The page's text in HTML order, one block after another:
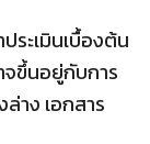
ระเมินเบื้องต้น
จขึ้นอยู่กับการ
าง เอกสาร